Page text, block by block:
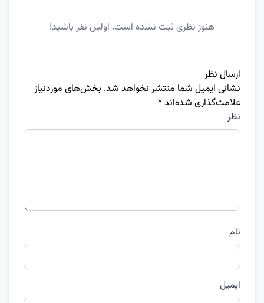
هنوز نظری ثبت نشده است. اولین نفر باشید!
ارسال نظر
نشانی ایمیل شما منتشر نخواهد شد. بخش‌های موردنیاز
علامت‌گذاری شده‌اند*
نظر
نام
ایمیل